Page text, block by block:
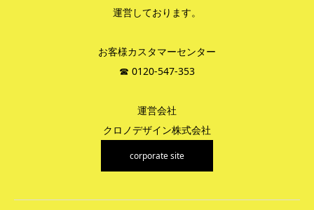
運営しております。
お客様カスタマーセンター
☎︎ 0120-547-353
運営会社
クロノデザイン株式会社
corporate site